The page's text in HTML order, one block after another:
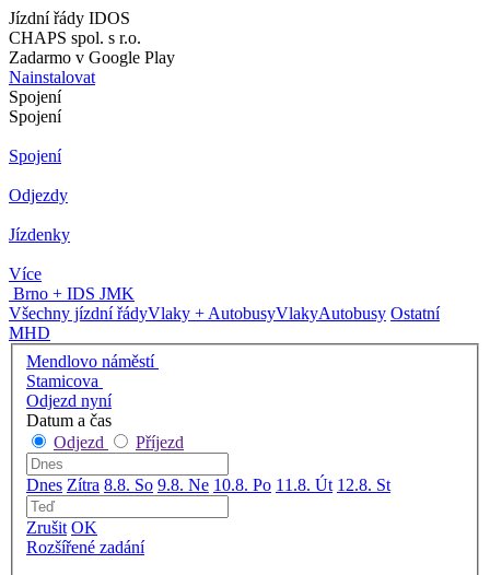
Jízdní řády IDOS
CHAPS spol. s r.o.
Zadarmo v Google Play
Nainstalovat
Spojení
Spojení
Spojení
Odjezdy
Jízdenky
Více
Brno + IDS JMK
Všechny jízdní řádyVlaky + AutobusyVlakyAutobusy Ostatní
MHD
Mendlovo náměstí
Stamicova
Odjezd nyní
Datum a čas
Odjezd
Příjezd
Dnes Zítra 8.8. So 9.8. Ne 10.8. Po 11.8. Út 12.8. St
Zrušit OK
Rozšířené zadání